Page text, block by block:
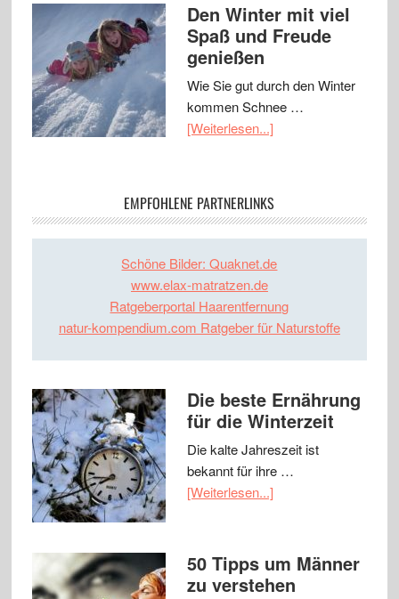
Den Winter mit viel
Spaß und Freude
genießen
Wie Sie gut durch den Winter
kommen Schnee …
[Weiterlesen...]
EMPFOHLENE PARTNERLINKS
Schöne Bilder: Quaknet.de
www.elax-matratzen.de
Ratgeberportal Haarentfernung
natur-kompendium.com Ratgeber für Naturstoffe
Die beste Ernährung
für die Winterzeit
Die kalte Jahreszeit ist
bekannt für ihre …
[Weiterlesen...]
50 Tipps um Männer
zu verstehen